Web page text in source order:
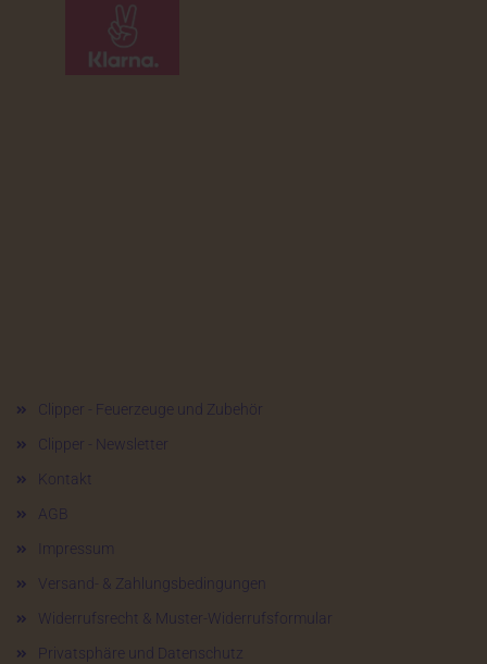
Clipper - Feuerzeuge und Zubehör
Clipper - Newsletter
Kontakt
AGB
Impressum
Versand- & Zahlungsbedingungen
Widerrufsrecht & Muster-Widerrufsformular
Privatsphäre und Datenschutz